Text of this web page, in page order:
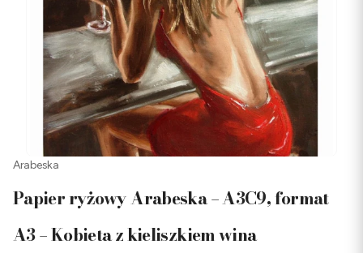
Arabeska
Papier ryżowy Arabeska – A3C9, format
A3 – Kobieta z kieliszkiem wina